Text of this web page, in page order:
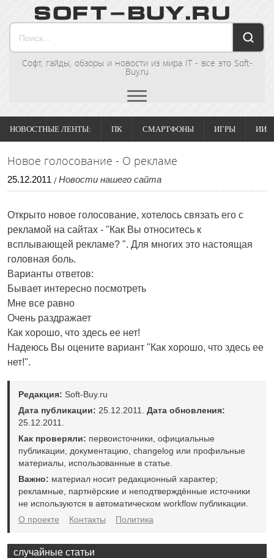
Софт, гайды, обзоры и новости из мира IT - все это Soft-
Buy.ru
НОВОСТНЫЕ ЛЕНТЫ: ПК СМАРТФОНЫ ИГРЫ ИИ
Новое голосование - О рекламе
25.12.2011 / Новости нашего сайта
Открыто новое голосование, хотелось связать его с
рекламой на сайтах - "Как Вы относитесь к
всплывающей рекламе? ". Для многих это настоящая
головная боль.
Варианты ответов:
Бывает интересно посмотреть
Мне все равно
Очень раздражает
Как хорошо, что здесь ее нет!
Надеюсь Вы оцените вариант "Как хорошо, что здесь ее
нет!".
Редакция: Soft-Buy.ru
Дата публикации: 25.12.2011. Дата обновления:
25.12.2011.
Как проверяли: первоисточники, официальные
публикации, документацию, changelog или профильные
материалы, использованные в статье.
Важно: материал носит редакционный характер;
рекламные, партнёрские и неподтверждённые источники
не используются в автоматическом workflow публикации.
О проекте
Контакты Политика
случайные статьи